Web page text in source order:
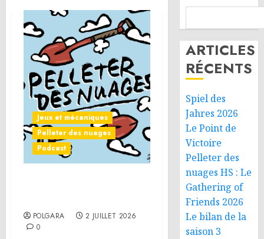
Jeux et mécaniques
Pelleter des nuages
Podcast
POLGARA
2 JUILLET 2026
0
ARTICLES
RÉCENTS
Spiel des
Jahres 2026
Le Point de
Victoire
Pelleter des
nuages HS : Le
Gathering of
Friends 2026
Le bilan de la
saison 3